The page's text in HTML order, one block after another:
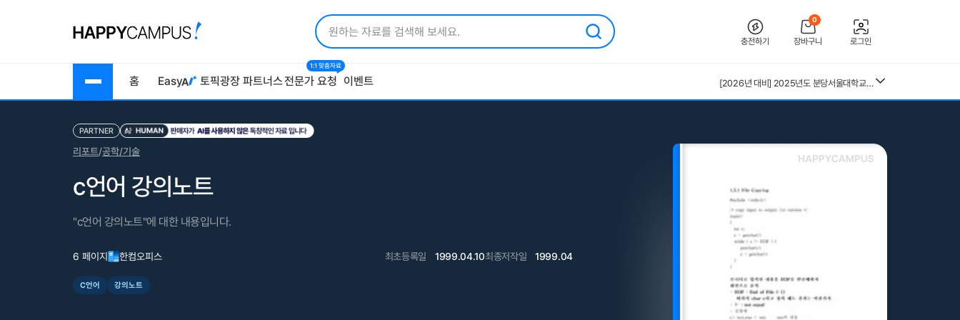
충전하기
0
장바구니 로그인
홈 Easy 토픽광장 파트너스전문가 요청
1:1 맞춤자료
이벤트
[2026년 대비] 2025년도 분당서울대학교병원 AI면접 인증O(자세한 정리, 따성지, 투표 O)
근로복지공단 울산병원 간호사 상세한 면접후기 및 기출질문답변 병원정보 직무상식 80선
수질환경기사 필기 총정리본
혈액원 간호사 최종합격 자소서
PARTNER
리포트/공학/기술
c언어 강의노트
"c언어 강의노트"에 대한 내용입니다.
6 페이지 한컴오피스 최초등록일 1999.04.10최종저작일 1999.04
C언어 강의노트